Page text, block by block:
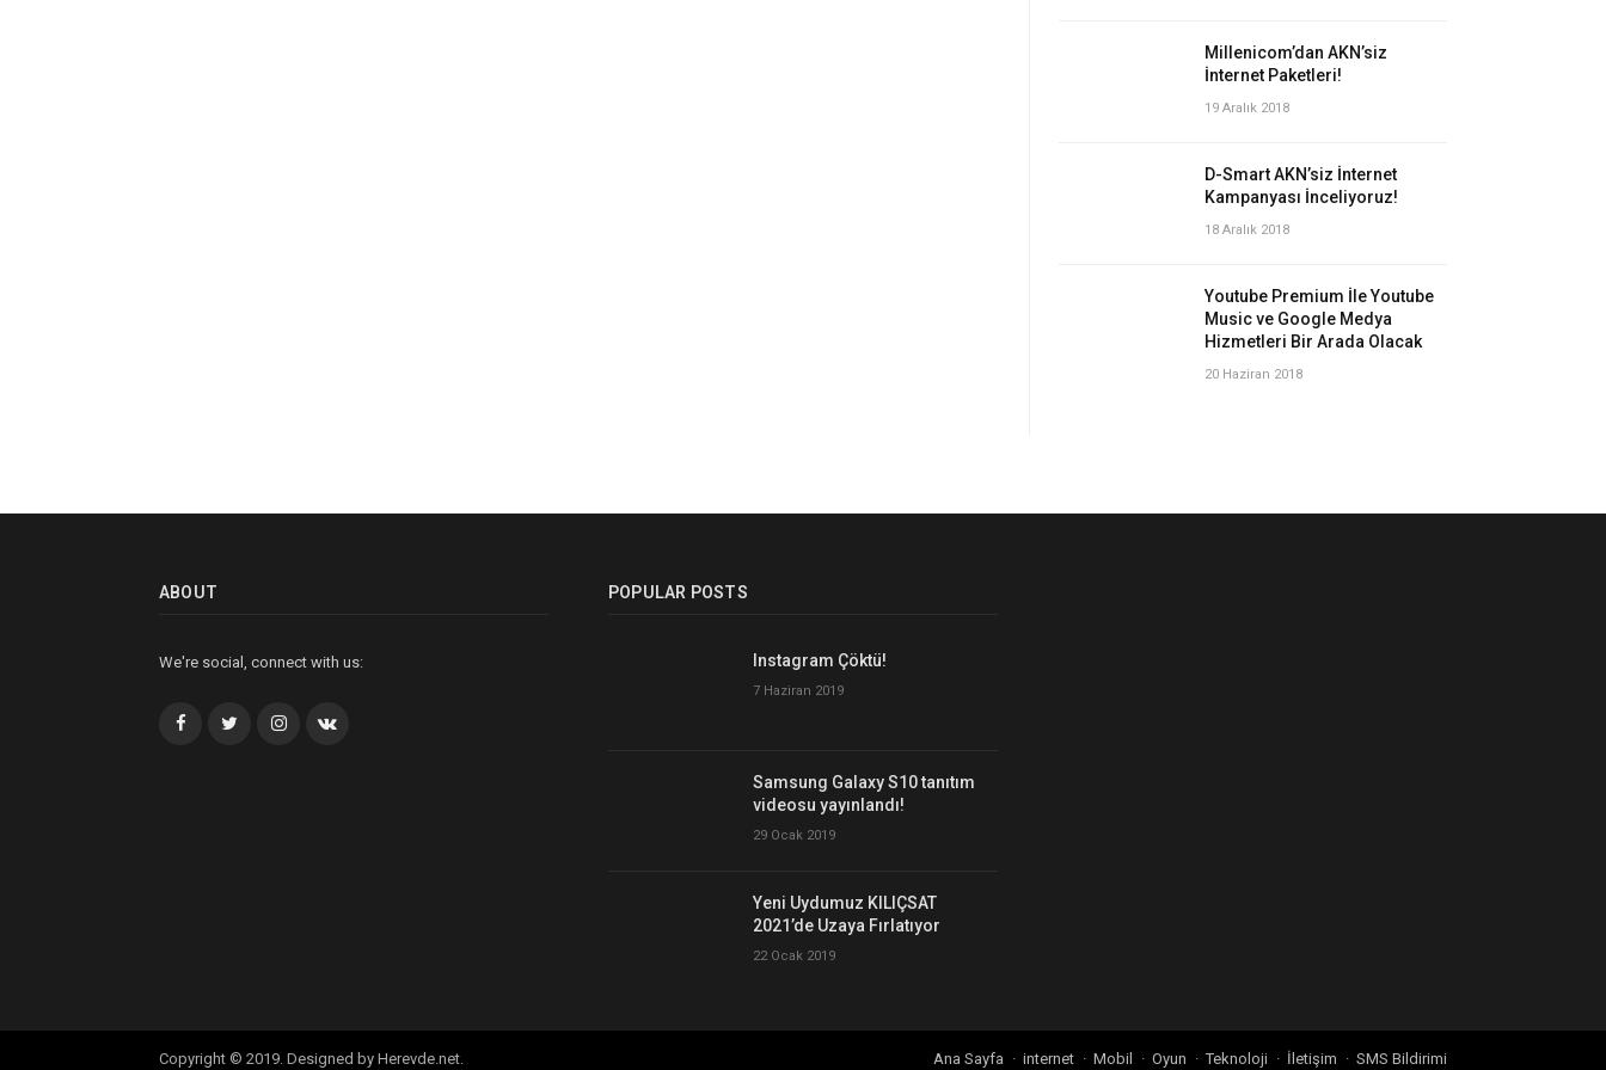
Millenicom’dan AKN’siz
İnternet Paketleri!
19 Aralık 2018
D-Smart AKN’siz İnternet
Kampanyası İnceliyoruz!
18 Aralık 2018
Youtube Premium İle Youtube
Music ve Google Medya
Hizmetleri Bir Arada Olacak
20 Haziran 2018
ABOUT
We're social, connect with us:
FacebookTwitterİnstagram+
VK
POPULAR POSTS
Instagram Çöktü!
7 Haziran 2019
Samsung Galaxy S10 tanıtım
videosu yayınlandı!
29 Ocak 2019
Yeni Uydumuz KILIÇSAT
2021’de Uzaya Fırlatıyor
22 Ocak 2019
Copyright © 2019. Designed by Herevde.net. Ana Sayfa internet Mobil Oyun Teknoloji İletişim SMS Bildirimi